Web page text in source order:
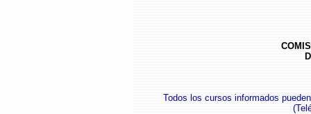
Todos los cursos informados
(